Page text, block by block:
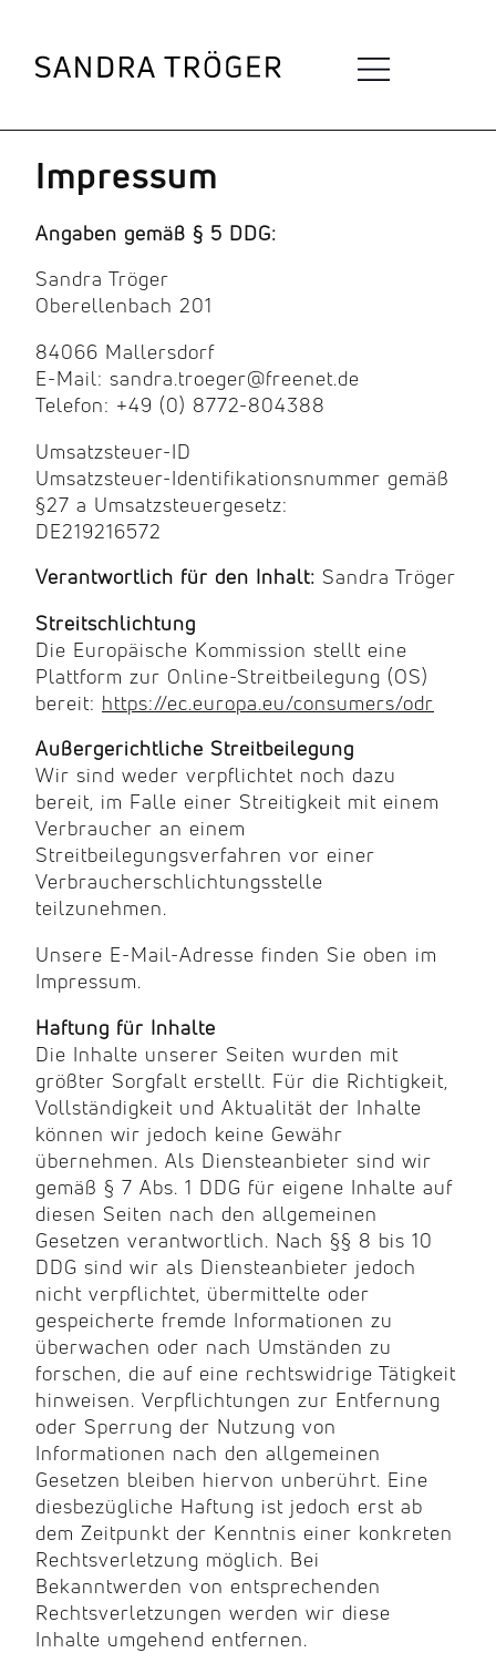
Impressum
Angaben gemäß § 5 DDG:
Sandra Tröger
Oberellenbach 201
84066 Mallersdorf
E-Mail: sandra.troeger@freenet.de
Telefon: +49 (0) 8772-804388
Umsatzsteuer-ID
Umsatzsteuer-Identifikationsnummer gemäß
§27 a Umsatzsteuergesetz:
DE219216572
Verantwortlich für den Inhalt: Sandra Tröger
Streitschlichtung
Die Europäische Kommission stellt eine
Plattform zur Online-Streitbeilegung (OS)
bereit: https://ec.europa.eu/consumers/odr
Außergerichtliche Streitbeilegung
Wir sind weder verpflichtet noch dazu
bereit, im Falle einer Streitigkeit mit einem
Verbraucher an einem
Streitbeilegungsverfahren vor einer
Verbraucherschlichtungsstelle
teilzunehmen.
Unsere E-Mail-Adresse finden Sie oben im
Impressum.
Haftung für Inhalte
Die Inhalte unserer Seiten wurden mit
größter Sorgfalt erstellt. Für die Richtigkeit,
Vollständigkeit und Aktualität der Inhalte
können wir jedoch keine Gewähr
übernehmen. Als Diensteanbieter sind wir
gemäß § 7 Abs. 1 DDG für eigene Inhalte auf
diesen Seiten nach den allgemeinen
Gesetzen verantwortlich. Nach §§ 8 bis 10
DDG sind wir als Diensteanbieter jedoch
nicht verpflichtet, übermittelte oder
gespeicherte fremde Informationen zu
überwachen oder nach Umständen zu
forschen, die auf eine rechtswidrige Tätigkeit
hinweisen. Verpflichtungen zur Entfernung
oder Sperrung der Nutzung von
Informationen nach den allgemeinen
Gesetzen bleiben hiervon unberührt. Eine
diesbezügliche Haftung ist jedoch erst ab
dem Zeitpunkt der Kenntnis einer konkreten
Rechtsverletzung möglich. Bei
Bekanntwerden von entsprechenden
Rechtsverletzungen werden wir diese
Inhalte umgehend entfernen.